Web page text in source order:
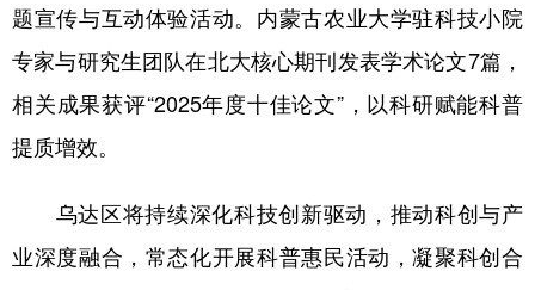
题宣传与互动体验活动。内蒙古农业大学驻科技小院
专家与研究生团队在北大核心期刊发表学术论文7篇，
相关成果获评“2025年度十佳论文”，以科研赋能科普
提质增效。
乌达区将持续深化科技创新驱动，推动科创与产
业深度融合，常态化开展科普惠民活动，凝聚科创合